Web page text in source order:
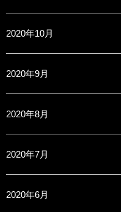
2020年10月
2020年9月
2020年8月
2020年7月
2020年6月